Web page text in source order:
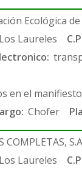
Ecológica de
Laureles
en el
Chofer
COMPLETAS,
Laureles